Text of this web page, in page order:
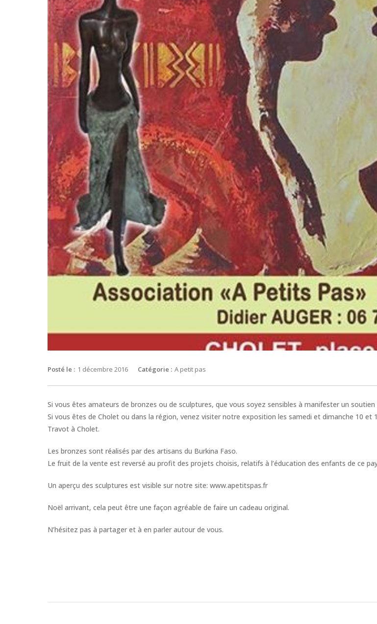
Posté le : 1 décembre 2016 Catégorie : A petit pas
Si vous êtes amateurs de bronzes ou de sculptures, que vous soyez sensibles à manifester un
Si vous êtes de Cholet ou dans la région, venez visiter notre exposition les samedi et dimanche 10 et
Travot à Cholet.
Les bronzes sont réalisés par des artisans du Burkina Faso.
Le fruit de la vente est reversé au profit des projets choisis, relatifs à l’éducation des enfants de ce
Un aperçu des sculptures est visible sur notre site: www.apetitspas.fr
Noël arrivant, cela peut être une façon agréable de faire un cadeau original.
N’hésitez pas à partager et à en parler autour de vous.